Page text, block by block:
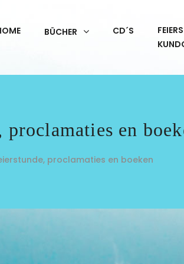
BÜCHER CD´S
proclamaties en
proclamaties en boeken